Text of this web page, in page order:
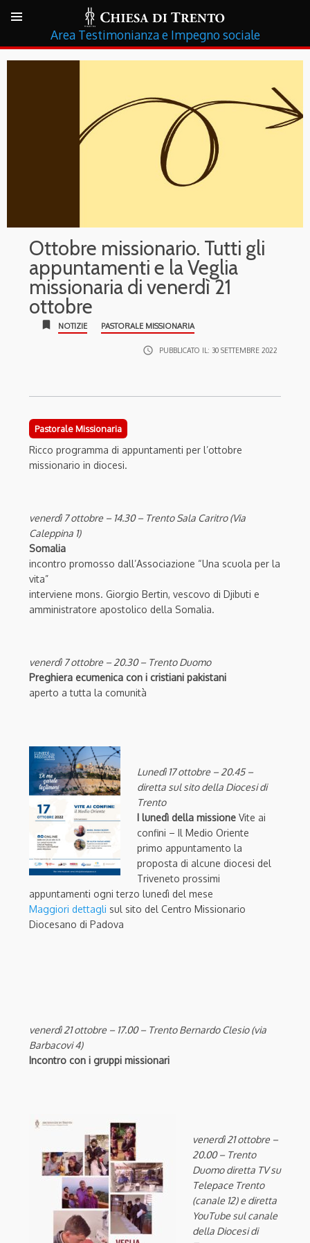
Testimonianza e Impegno sociale
Ottobre missionario. Tutti gli
appuntamenti e la Veglia
missionaria di venerdì 21
ottobre
bookmark NOTIZIE PASTORALE MISSIONARIA
access_time PUBBLICATO IL: 30 SETTEMBRE 2022
Pastorale Missionaria
Ricco programma di appuntamenti per l’ottobre
missionario in diocesi.
venerdì 7 ottobre – 14.30 – Trento Sala Caritro (Via
Caleppina 1)
Somalia
incontro promosso dall’Associazione “Una scuola per la
vita”
interviene mons. Giorgio Bertin, vescovo di Djibuti e
amministratore apostolico della Somalia.
venerdì 7 ottobre – 20.30 – Trento Duomo
Preghiera ecumenica con i cristiani pakistani
aperto a tutta la comunità
Lunedì 17 ottobre – 20.45 –
diretta sul sito della Diocesi di
Trento
I lunedì della missione Vite ai
confini – Il Medio Oriente
primo appuntamento la
proposta di alcune diocesi del
Triveneto prossimi
appuntamenti ogni terzo lunedì del mese
Maggiori dettagli sul sito del Centro Missionario
Diocesano di Padova
venerdì 21 ottobre – 17.00 – Trento Bernardo Clesio (via
Barbacovi 4)
Incontro con i gruppi missionari
venerdì 21 ottobre –
20.00 – Trento
Duomo diretta TV su
Telepace Trento
(canale 12) e diretta
YouTube sul canale
della Diocesi di